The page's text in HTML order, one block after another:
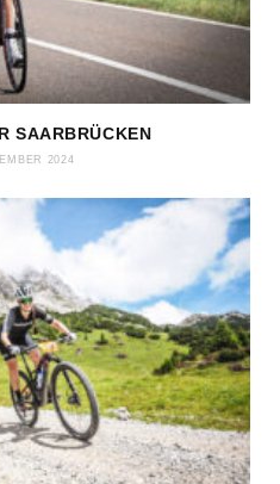
SAARBRÜCKEN
2024